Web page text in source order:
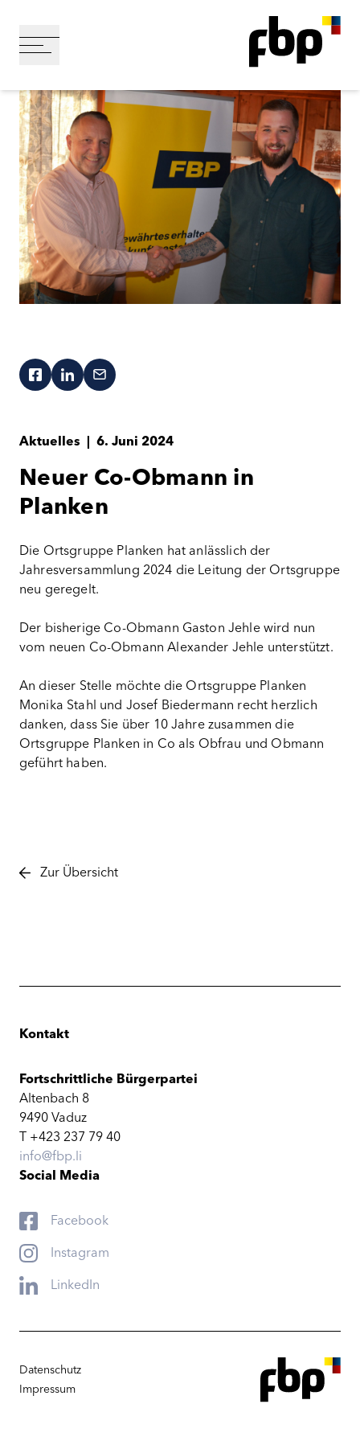
Aktuelles 6. Juni 2024
Neuer Co-Obmann in
Planken
Die Ortsgruppe Planken hat anlässlich der
Jahresversammlung 2024 die Leitung der Ortsgruppe
neu geregelt.
Der bisherige Co-Obmann Gaston Jehle wird nun
vom neuen Co-Obmann Alexander Jehle unterstützt.
An dieser Stelle möchte die Ortsgruppe Planken
Monika Stahl und Josef Biedermann recht herzlich
danken, dass Sie über 10 Jahre zusammen die
Ortsgruppe Planken in Co als Obfrau und Obmann
geführt haben.
Zur Übersicht
Kontakt
Fortschrittliche Bürgerpartei
Altenbach 8
9490 Vaduz
T +423 237 79 40
info@fbp.li
Social Media
Facebook
Instagram
LinkedIn
Datenschutz
Impressum